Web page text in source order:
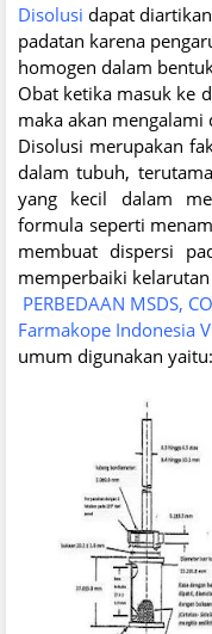
Disolusi dapat
padatan karena
homogen dalam
Obat ketika masuk ke
maka akan mengalami
Disolusi merupakan
dalam tubuh,
yang kecil dalam
formula seperti
membuat dispersi
memperbaiki
PERBEDAAN MSDS,
Farmakope Indonesia
umum digunakan yaitu: